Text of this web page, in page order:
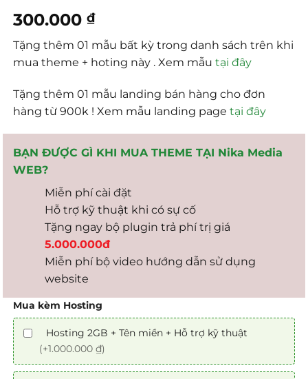
300.000₫
Tặng thêm 01 mẫu bất kỳ trong danh sách trên khi
mua theme + hoting này . Xem mẫutại đây
Tặng thêm 01 mẫu landing bán hàng cho đơn
hàng từ 900k ! Xem mẫu landing pagetại đây
BẠN ĐƯỢC GÌ KHI MUA THEME TẠI Nika Media
WEB?
Miễn phí cài đặt
Hỗ trợ kỹ thuật khi có sự cố
Tặng ngay bộ plugin trả phí trị giá
5.000.000đ
Miễn phí bộ video hướng dẫn sử dụng
website
Mua kèm Hosting
Hosting 2GB + Tên miền + Hỗ trợ kỹ thuật
(+1.000.000 ₫)